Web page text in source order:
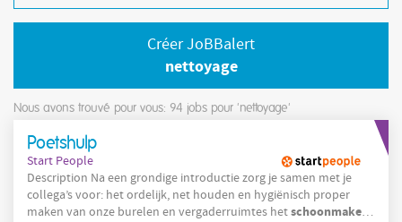
Créer JoBBalert
nettoyage
Nous avons trouvé pour vous: 94 jobs pour 'nettoyage'
Poetshulp
Start People
Description Na een grondige introductie zorg je samen met je
collega’s voor: het ordelijk, net houden en hygiënisch proper
maken van onze burelen en vergaderruimtes hetschoonmaken